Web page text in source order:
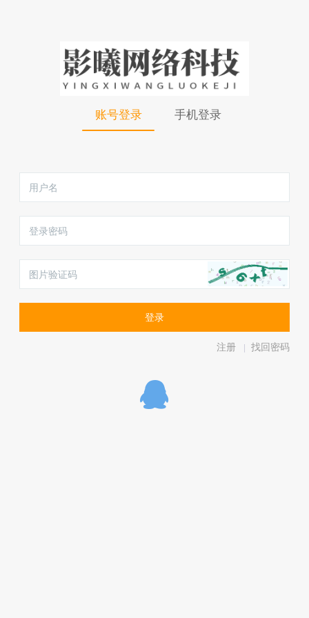
账号登录 手机登录
注册 | 找回密码